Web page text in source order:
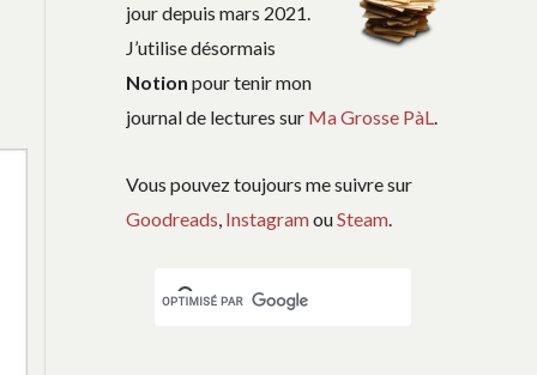
jour depuis mars 2021.
J’utilise désormais
Notion pour tenir mon
journal de lectures sur Ma Grosse PàL.
Vous pouvez toujours me suivre sur
Goodreads, InstagramouSteam.